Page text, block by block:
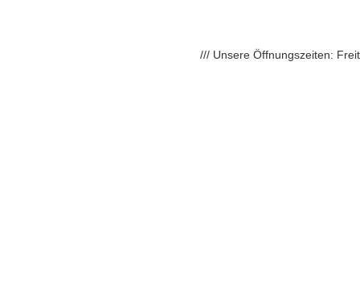
/// Unsere Öffnungszeiten: